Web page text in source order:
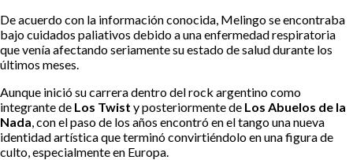
De acuerdo con la información conocida, Melingo se encontraba
bajo cuidados paliativos debido a una enfermedad respiratoria
que venía afectando seriamente su estado de salud durante los
últimos meses.
Aunque inició su carrera dentro del rock argentino como
integrante de Los Twist y posteriormente de Los Abuelos de la
Nada, con el paso de los años encontró en el tango una nueva
identidad artística que terminó convirtiéndolo en una figura de
culto, especialmente en Europa.